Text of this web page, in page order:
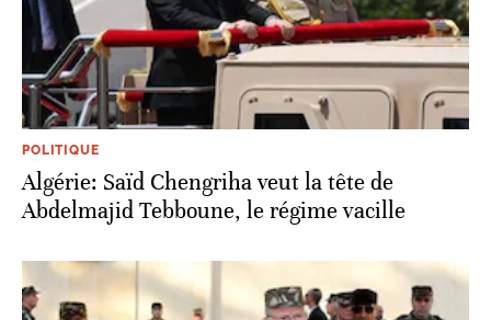
POLITIQUE
Algérie: Saïd Chengriha veut la tête de
Abdelmajid Tebboune, le régime vacille